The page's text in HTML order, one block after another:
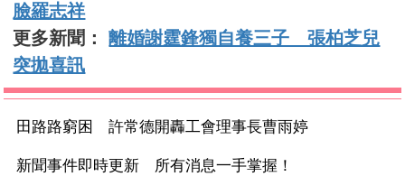
臉羅志祥
更多新聞：離婚謝霆鋒獨自養三子 張柏芝兒
突拋喜訊
田路路窮困 許常德開轟工會理事長曹雨婷
新聞事件即時更新 所有消息一手掌握！